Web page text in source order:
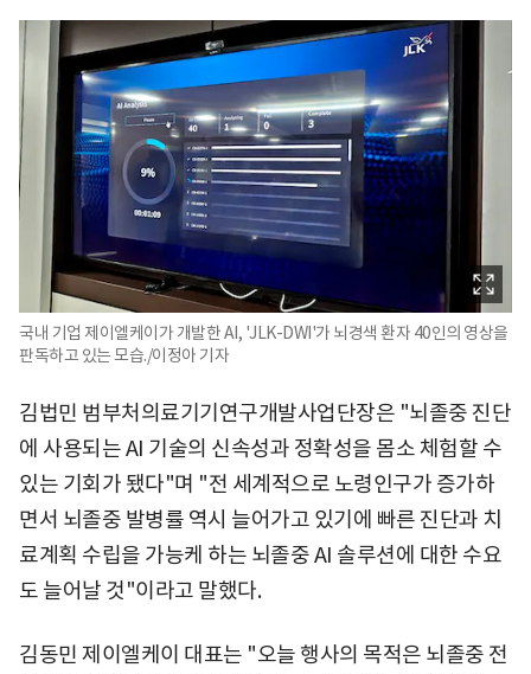
국내 기업 제이엘케이가 개발한 AI, 'JLK-DWI'가 뇌경색 환자 40인의 영상을
판독하고 있는 모습./이정아 기자
김법민 범부처의료기기연구개발사업단장은 "뇌졸중 진단
에 사용되는 AI 기술의 신속성과 정확성을 몸소 체험할 수
있는 기회가 됐다"며 "전 세계적으로 노령인구가 증가하
면서 뇌졸중 발병률 역시 늘어가고 있기에 빠른 진단과 치
료계획 수립을 가능케 하는 뇌졸중 AI 솔루션에 대한 수요
도 늘어날 것"이라고 말했다.
김동민 제이엘케이 대표는 "오늘 행사의 목적은 뇌졸중 전